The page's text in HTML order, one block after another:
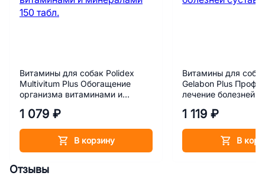
Витамины для собак Polidex
Multivitum Plus Обогащение
организма витаминами и
1 079 ₽
В корзину
Витамины для
Gelabon Plus
лечение болезней
1 119 ₽
В
Отзывы